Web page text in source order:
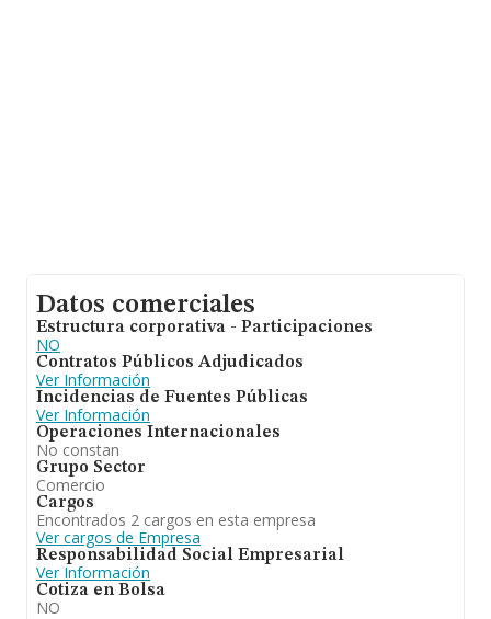
Datos comerciales
Estructura corporativa - Participaciones
NO
Contratos Públicos Adjudicados
Ver Información
Incidencias de Fuentes Públicas
Ver Información
Operaciones Internacionales
No constan
Grupo Sector
Comercio
Cargos
Encontrados 2 cargos en esta empresa
Ver cargos de Empresa
Responsabilidad Social Empresarial
Ver Información
Cotiza en Bolsa
NO